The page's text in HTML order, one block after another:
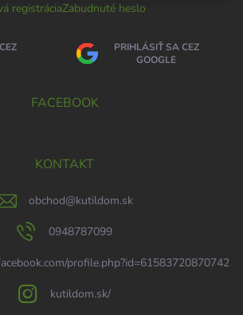
registráciaZabudnuté heslo
PRIHLÁSIŤ SA CEZ
GOOGLE
FACEBOOK
KONTAKT
obchod@kutildom.sk
0948787099
profile.php?id=61583720870742
kutildom.sk/